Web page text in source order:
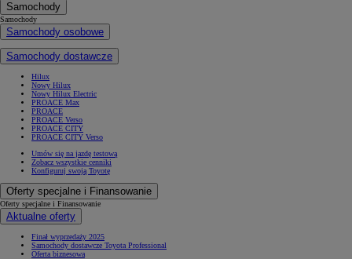
Samochody
Samochody
Samochody osobowe
Samochody dostawcze
Hilux
Nowy Hilux
Nowy Hilux Electric
PROACE Max
PROACE
PROACE Verso
PROACE CITY
PROACE CITY Verso
Umów się na jazdę testową
Zobacz wszystkie cenniki
Konfiguruj swoją Toyotę
Oferty specjalne i Finansowanie
Oferty specjalne i Finansowanie
Aktualne oferty
Finał wyprzedaży 2025
Samochody dostawcze Toyota Professional
Oferta biznesowa